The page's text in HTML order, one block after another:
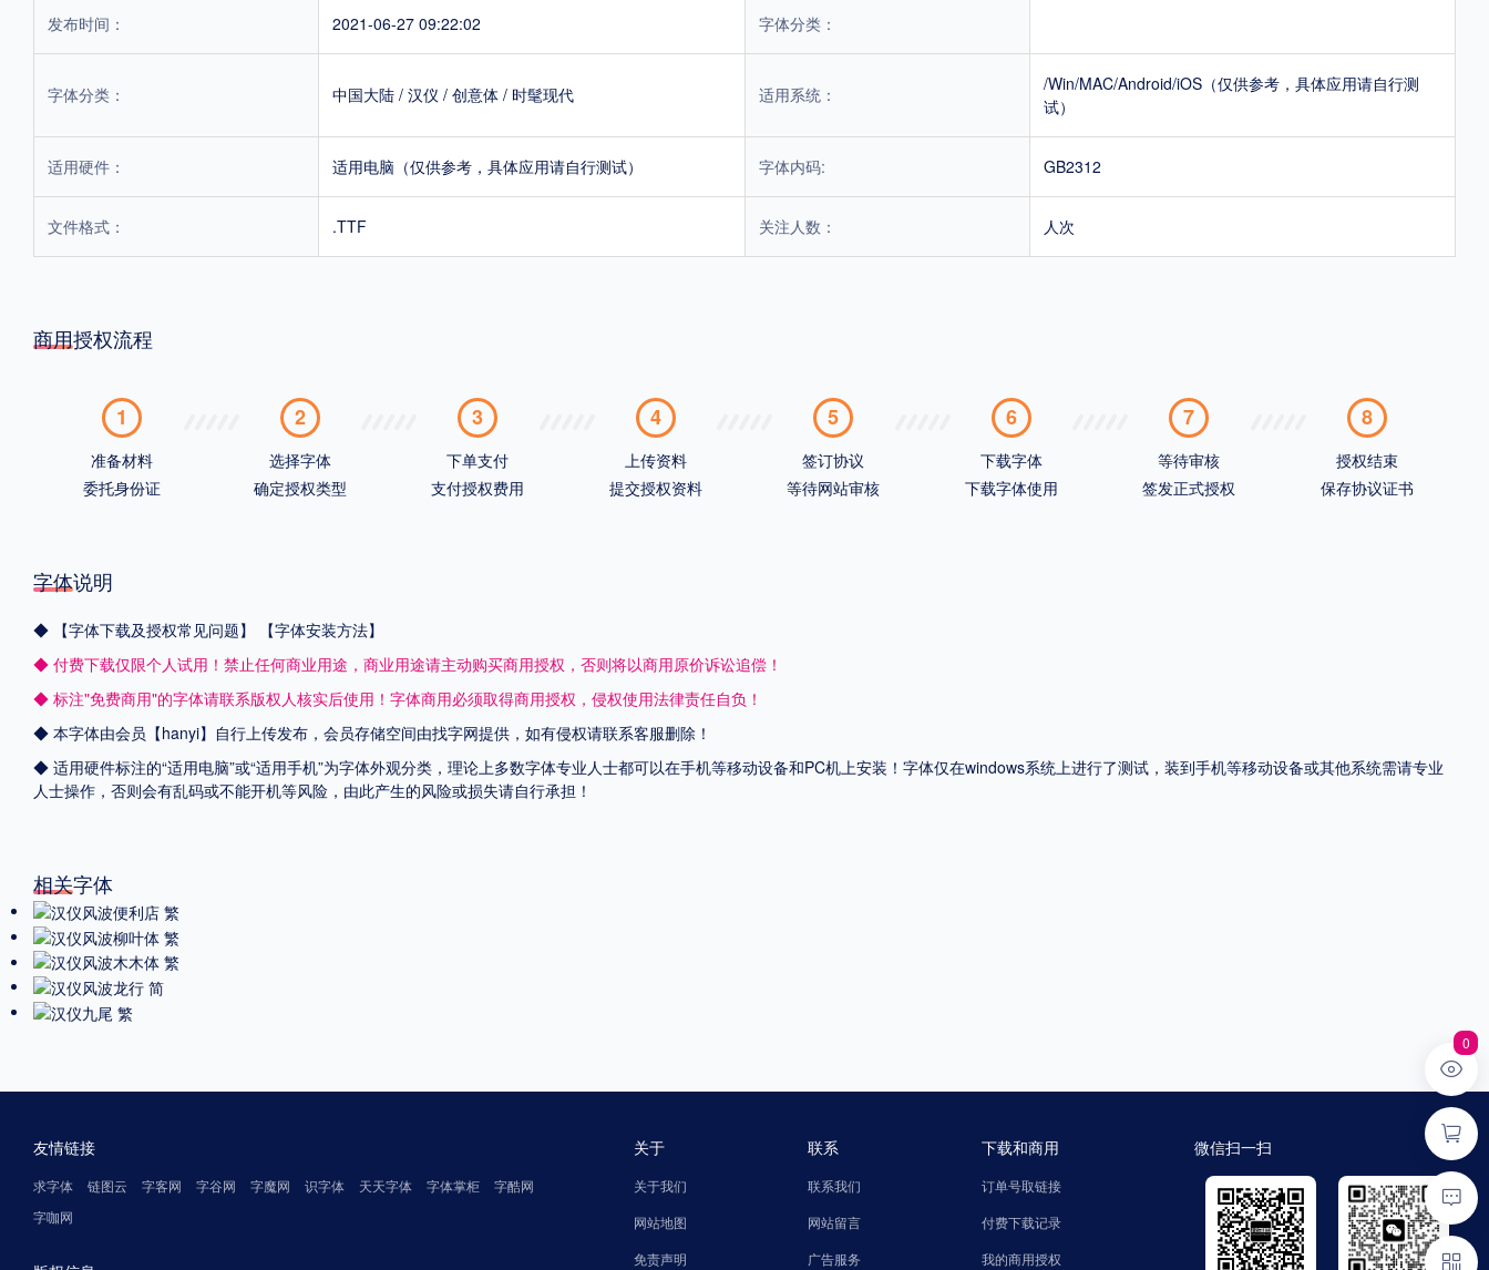
发布时间： 2021-06-27 09:22:02 字体分类：
字体分类： 中国大陆 / 汉仪 / 创意体 / 时髦现代 适用系统：
/Win/MAC/Android/iOS（仅供参考，具体应用请自行测
试）
适用硬件： 适用电脑（仅供参考，具体应用请自行测试） 字体内码: GB2312
文件格式： .TTF 关注人数： 人次
商用授权流程
1
准备材料
委托身份证
2
选择字体
确定授权类型
3
下单支付
支付授权费用
4
上传资料
提交授权资料
5
签订协议
等待网站审核
6
下载字体
下载字体使用
7
等待审核
签发正式授权
8
授权结束
保存协议证书
字体说明
◆ 【字体下载及授权常见问题】
【字体安装方法】
◆ 付费下载仅限个人试用！禁止任何商业用途，商业用途请主动购买商用授权，否则将以商用原价诉讼追偿！
◆ 标注"免费商用"的字体请联系版权人核实后使用！字体商用必须取得商用授权，侵权使用法律责任自负！
◆ 本字体由会员【hanyi】自行上传发布，会员存储空间由找字网提供，如有侵权请联系客服删除！
◆ 适用硬件标注的“适用电脑”或“适用手机”为字体外观分类，理论上多数字体专业人士都可以在手机等移动设备和PC机上安装！字体仅在windows系统上进行了测试，装到手机等移动设备或其他系统需请专业
人士操作，否则会有乱码或不能开机等风险，由此产生的风险或损失请自行承担！
相关字体
友情链接
求字体 链图云 字客网 字谷网 字魔网 识字体 天天字体 字体掌柜
字酷网
字咖网
关于
关于我们
网站地图
免责声明
联系
联系我们
网站留言
广告服务
下载和商用
订单号取链接
付费下载记录
我的商用授权
微信扫一扫
0